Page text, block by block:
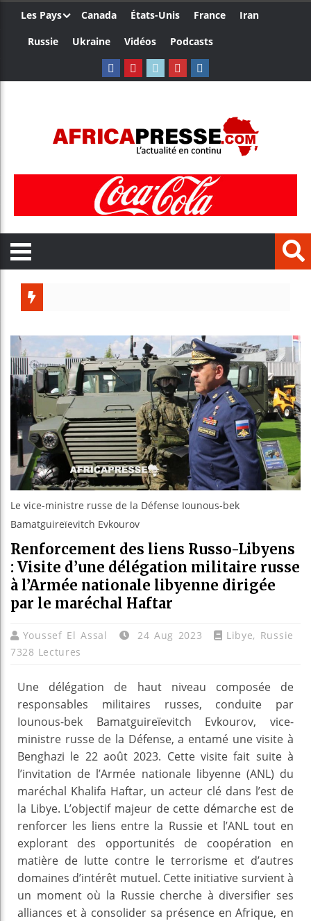
Les Pays Canada États-Unis France
Iran
Russie
Ukraine Vidéos Podcasts
Côte
Tunisie
Ceuta :
Le vice-ministre russe de la Défense Iounous-bek
Bamatguireïevitch Evkourov
Renforcement des liens Russo-Libyens
: Visite d’une délégation militaire russe
à l’Armée nationale libyenne dirigée
par le maréchal Haftar
Youssef El Assal 24 Aug 2023 Libye, Russie
7328 Lectures
Une délégation de haut niveau composée de
responsables militaires russes, conduite par
Iounous-bek Bamatguireïevitch Evkourov, vice-
ministre russe de la Défense, a entamé une visite à
Benghazi le 22 août 2023. Cette visite fait suite à
l’invitation de l’Armée nationale libyenne (ANL) du
maréchal Khalifa Haftar, un acteur clé dans l’est de
la Libye. L’objectif majeur de cette démarche est de
renforcer les liens entre la Russie et l’ANL tout en
explorant des opportunités de coopération en
matière de lutte contre le terrorisme et d’autres
domaines d’intérêt mutuel. Cette initiative survient à
un moment où la Russie cherche à diversifier ses
alliances et à consolider sa présence en Afrique, en